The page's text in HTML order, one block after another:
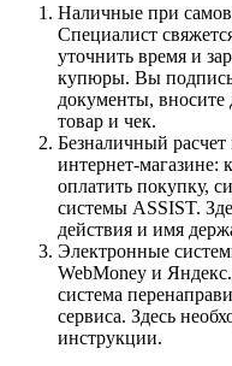
Наличные при
Специалист
уточнить время и
купюры. Вы
документы, вносите
товар и чек.
Безналичный
интернет-магазине:
оплатить покупку,
системы ASSIST.
действия и имя
Электронные
WebMoney и
система
сервиса. Здесь
инструкции.